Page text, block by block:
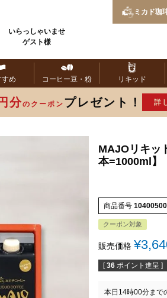
いらっしゃいませ
ゲスト様
ミカド珈
すめ コーヒー豆・粉 リキッド
分のクーポン プレゼント！ 詳
MAJOリキッ
本=1000ml】
商品番号
クーポン対象
販売価格 ¥
[ 36 ポイント進呈 ]
本日 14時00分まで